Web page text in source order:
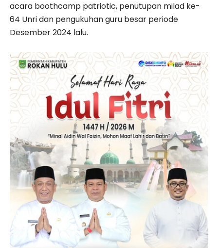
acara boothcamp patriotic, penutupan milad ke-
64 Unri dan pengukuhan guru besar periode
Desember 2024 lalu.